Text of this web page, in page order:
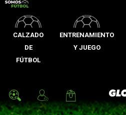
CALZADO
DE
FÚTBOL
ENTRENAMIENTO
Y JUEGO